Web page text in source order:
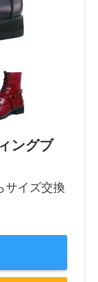
ングブ
サイズ交換